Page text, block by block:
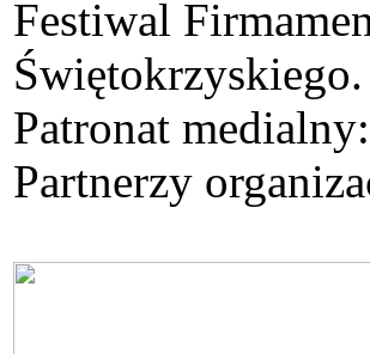
Festiwal
Świętokrzyskiego.
Patronat
Partnerzy